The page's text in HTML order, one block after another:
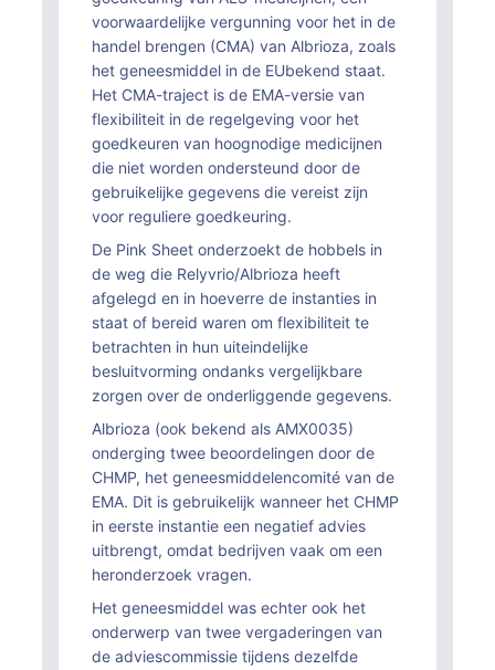
voorwaardelijke vergunning voor het in de
handel brengen (CMA) van Albrioza, zoals
het geneesmiddel in de EUbekend staat.
Het CMA-traject is de EMA-versie van
flexibiliteit in de regelgeving voor het
goedkeuren van hoognodige medicijnen
die niet worden ondersteund door de
gebruikelijke gegevens die vereist zijn
voor reguliere goedkeuring.
De Pink Sheet onderzoekt de hobbels in
de weg die Relyvrio/Albrioza heeft
afgelegd en in hoeverre de instanties in
staat of bereid waren om flexibiliteit te
betrachten in hun uiteindelijke
besluitvorming ondanks vergelijkbare
zorgen over de onderliggende gegevens.
Albrioza (ook bekend als AMX0035)
onderging twee beoordelingen door de
CHMP, het geneesmiddelencomité van de
EMA. Dit is gebruikelijk wanneer het CHMP
in eerste instantie een negatief advies
uitbrengt, omdat bedrijven vaak om een
heronderzoek vragen.
Het geneesmiddel was echter ook het
onderwerp van twee vergaderingen van
de adviescommissie tijdens dezelfde